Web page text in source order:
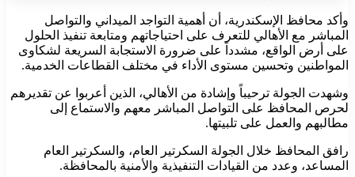
وأكد محافظ الإسكندرية، أن أهمية التواجد الميداني والتواصل
المباشر مع الأهالي للتعرف على احتياجاتهم ومتابعة تنفيذ الحلول
على أرض الواقع، مشدداً على ضرورة الاستجابة السريعة لشكاوى
المواطنين وتحسين مستوى الأداء في مختلف القطاعات الخدمية.
وشهدت الجولة ترحيباً وإشادة من الأهالي، الذين أعربوا عن تقديرهم
لحرص المحافظ على التواصل المباشر معهم والاستماع إلى
مطالبهم والعمل على تلبيتها.
رافق المحافظ خلال الجولة السكرتير العام، والسكرتير العام
المساعد، وعدد من القيادات التنفيذية والأمنية بالمحافظة.